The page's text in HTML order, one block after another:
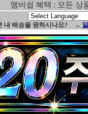
맴버쉽 혜택 : 모든 상
내 배송을 원하시나요? →